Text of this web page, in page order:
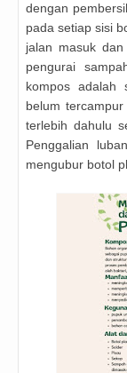
dengan
pada setiap sisi
jalan masuk
pengurai
kompos adalah
belum
terlebih dahulu
Penggalian
mengubur botol